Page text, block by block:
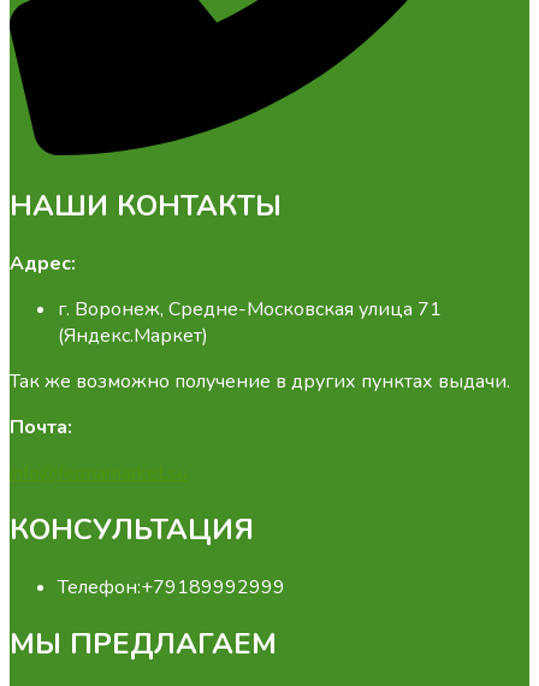
НАШИ КОНТАКТЫ
Адрес:
г. Воронеж, Средне-Московская улица 71
(Яндекс.Маркет)
Так же возможно получение в других пунктах выдачи.
Почта:
info@fermamarket.su
КОНСУЛЬТАЦИЯ
Телефон:+79189992999
МЫ ПРЕДЛАГАЕМ